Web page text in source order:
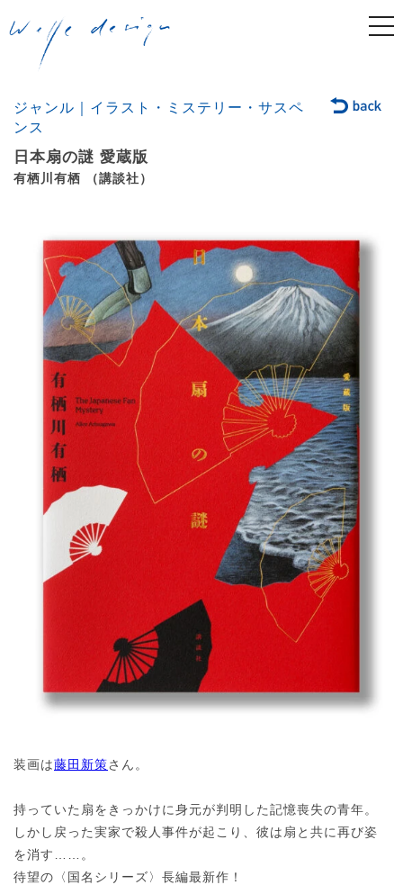
ジャンル｜イラスト・ミステリー・サスペ
ンス
日本扇の謎 愛蔵版
有栖川有栖 （講談社）
装画は藤田新策さん。
持っていた扇をきっかけに身元が判明した記憶喪失の青年。
しかし戻った実家で殺人事件が起こり、彼は扇と共に再び姿
を消す……。
待望の〈国名シリーズ〉長編最新作！